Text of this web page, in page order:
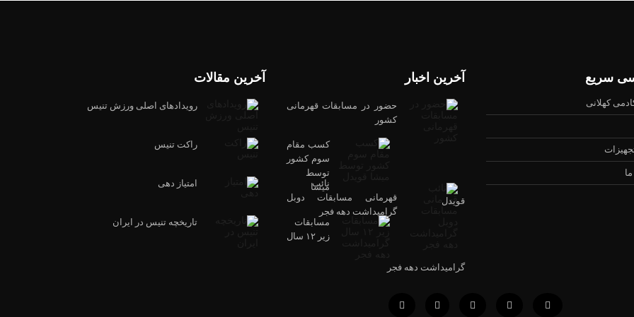
سریع
کهلانی
آخرین اخبار
حضور در مسابقات قهرمانی
کشور
کسب مقام
سوم کشور
توسط
میشا
قویدل
نائب
قهرمانی مسابقات دوبل
گرامیداشت دهه فجر
مسابقات
زیر ۱۲ سال
گرامیداشت دهه فجر
آخرین مقالات
رویدادهای اصلی ورزش تنیس
راکت تنیس
امتیاز دهی
تاریخچه تنیس در ایران